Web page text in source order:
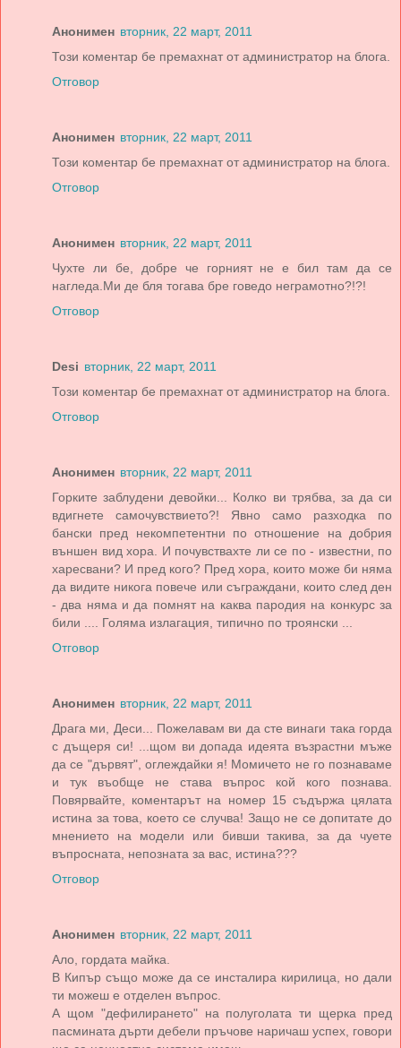
Анонимен вторник, 22 март, 2011
Този коментар бе премахнат от администратор на блога.
Отговор
Анонимен вторник, 22 март, 2011
Този коментар бе премахнат от администратор на блога.
Отговор
Анонимен вторник, 22 март, 2011
Чухте ли бе, добре че горният не е бил там да се
нагледа.Ми де бля тогава бре говедо неграмотно?!?!
Отговор
Desi вторник, 22 март, 2011
Този коментар бе премахнат от администратор на блога.
Отговор
Анонимен вторник, 22 март, 2011
Горките заблудени девойки... Колко ви трябва, за да си
вдигнете самочувствието?! Явно само разходка по
бански пред некомпетентни по отношение на добрия
външен вид хора. И почувствахте ли се по - известни, по
харесвани? И пред кого? Пред хора, които може би няма
да видите никога повече или съграждани, които след ден
- два няма и да помнят на каква пародия на конкурс за
били .... Голяма излагация, типично по троянски ...
Отговор
Анонимен вторник, 22 март, 2011
Драга ми, Деси... Пожелавам ви да сте винаги така горда
с дъщеря си! ...щом ви допада идеята възрастни мъже
да се "дървят", оглеждайки я! Момичето не го познаваме
и тук въобще не става въпрос кой кого познава.
Повярвайте, коментарът на номер 15 съдържа цялата
истина за това, което се случва! Защо не се допитате до
мнението на модели или бивши такива, за да чуете
въпросната, непозната за вас, истина???
Отговор
Анонимен вторник, 22 март, 2011
Ало, гордата майка.
В Кипър също може да се инсталира кирилица, но дали
ти можеш е отделен въпрос.
А щом "дефилирането" на полуголата ти щерка пред
пасмината дърти дебели пръчове наричаш успех, говори